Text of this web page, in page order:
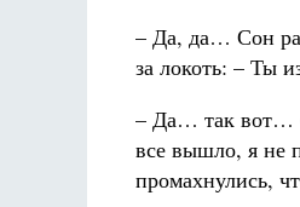
– Да, да… Сон
за локоть: – Ты
– Да… так вот…
все вышло, я не
промахнулись,